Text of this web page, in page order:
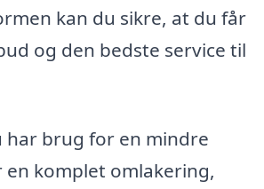
kan du sikre, at du får
og den bedste service til
har brug for en mindre
komplet omlakering,